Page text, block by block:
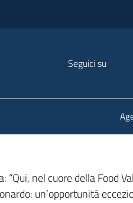
Seguici su
nel cuore della Food
un’opportunità